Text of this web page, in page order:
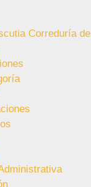
Correduría de